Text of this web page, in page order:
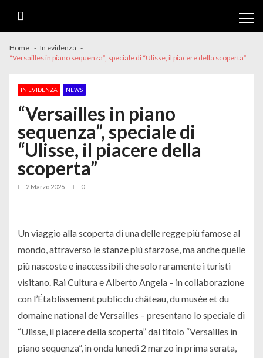
Home
In evidenza
“Versailles in piano sequenza”, speciale di “Ulisse, il piacere della scoperta”
IN EVIDENZA NEWS
“Versailles in piano
sequenza”, speciale di
“Ulisse, il piacere della
scoperta”
2 Marzo 2026 0
Un viaggio alla scoperta di una delle regge più famose al
mondo, attraverso le stanze più sfarzose, ma anche quelle
più nascoste e inaccessibili che solo raramente i turisti
visitano. Rai Cultura e Alberto Angela – in collaborazione
con l’Établissement public du château, du musée et du
domaine national de Versailles – presentano lo speciale di
“Ulisse, il piacere della scoperta” dal titolo “Versailles in
piano sequenza”, in onda lunedì 2 marzo in prima serata,